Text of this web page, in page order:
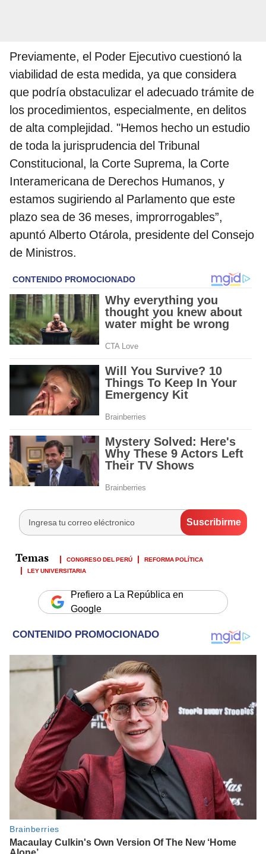
Previamente, el Poder Ejecutivo cuestionó la
viabilidad de esta medida, ya que considera
que podría obstaculizar el adecuado trámite de
los procedimientos, especialmente, en delitos
de alta complejidad. "Hemos hecho un estudio
de toda la jurisprudencia del Tribunal
Constitucional, la Corte Suprema, la Corte
Interamericana de Derechos Humanos, y
estamos sugiriendo al Parlamento que este
plazo sea de 36 meses, improrrogables”,
apuntó Alberto Otárola, presidente del Consejo
de Ministros.
CONGRESO DEL PERÚ
REFORMA POLÍTICA
LEY UNIVERSITARIA
Prefiero a La República en
Google